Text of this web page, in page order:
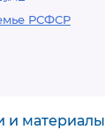
РСФСР
и материалы